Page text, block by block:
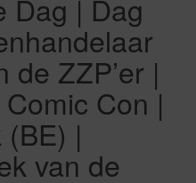
Dag | Dag
de ZZP’er |
Con |
|
van de